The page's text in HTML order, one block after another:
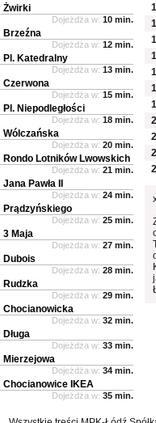
Żwirki
Dojeżdża w: 10 min.
Brzeźna
Dojeżdża w: 12 min.
Pl. Katedralny
Dojeżdża w: 13 min.
Czerwona
Dojeżdża w: 15 min.
Pl. Niepodległości
Dojeżdża w: 18 min.
Wólczańska
Dojeżdża w: 20 min.
Rondo Lotników Lwowskich
Dojeżdża w: 21 min.
Jana Pawła II
Dojeżdża w: 24 min.
Prądzyńskiego
Dojeżdża w: 25 min.
3 Maja
Dojeżdża w: 27 min.
Dubois
Dojeżdża w: 28 min.
Rudzka
Dojeżdża w: 29 min.
Chocianowicka
Dojeżdża w: 32 min.
Długa
Dojeżdża w: 33 min.
Mierzejowa
Dojeżdża w: 34 min.
Chocianowice IKEA
Dojeżdża w: 35 min.